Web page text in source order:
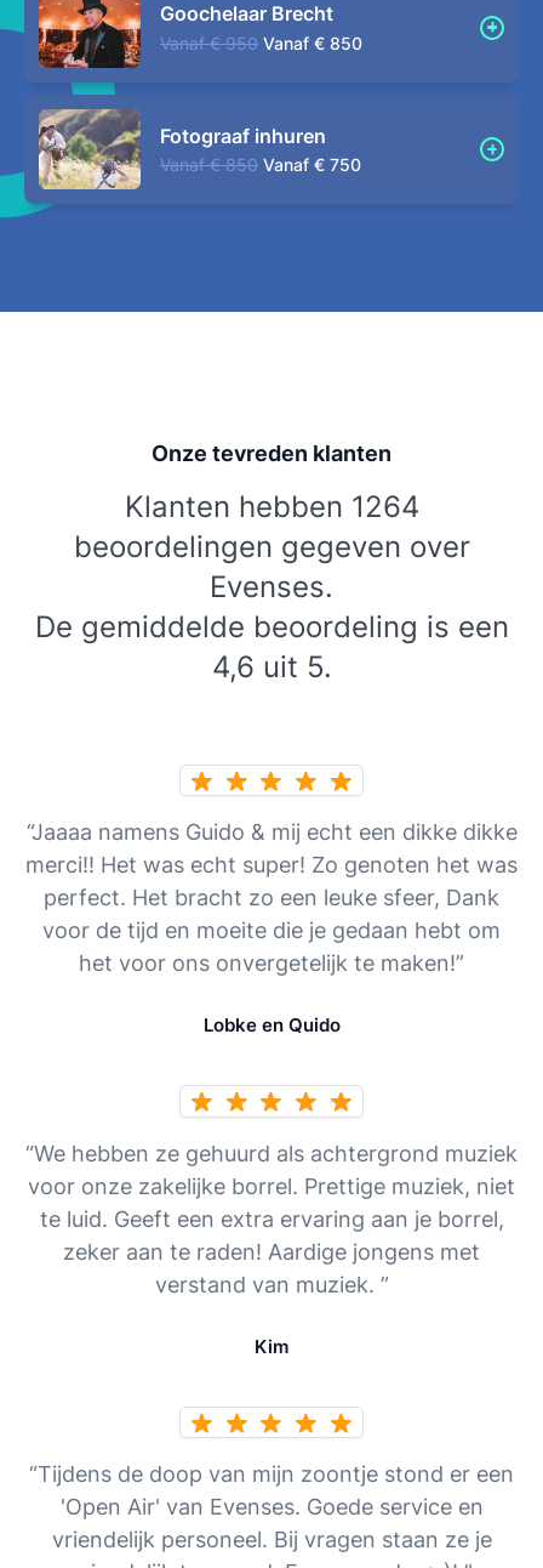
Goochelaar Brecht
Vanaf € 950 Vanaf € 850
Fotograaf inhuren
Vanaf € 850 Vanaf € 750
Onze tevreden klanten
Klanten hebben 1264
beoordelingen gegeven over
Evenses.
De gemiddelde beoordeling is een
4,6 uit 5.
“Jaaaa namens Guido & mij echt een dikke dikke
merci!! Het was echt super! Zo genoten het was
perfect. Het bracht zo een leuke sfeer, Dank
voor de tijd en moeite die je gedaan hebt om
het voor ons onvergetelijk te maken!”
Lobke en Quido
“We hebben ze gehuurd als achtergrond muziek
voor onze zakelijke borrel. Prettige muziek, niet
te luid. Geeft een extra ervaring aan je borrel,
zeker aan te raden! Aardige jongens met
verstand van muziek. ”
Kim
“Tijdens de doop van mijn zoontje stond er een
'Open Air' van Evenses. Goede service en
vriendelijk personeel. Bij vragen staan ze je